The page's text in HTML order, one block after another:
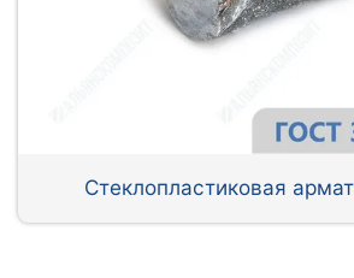
Стеклопластиковая